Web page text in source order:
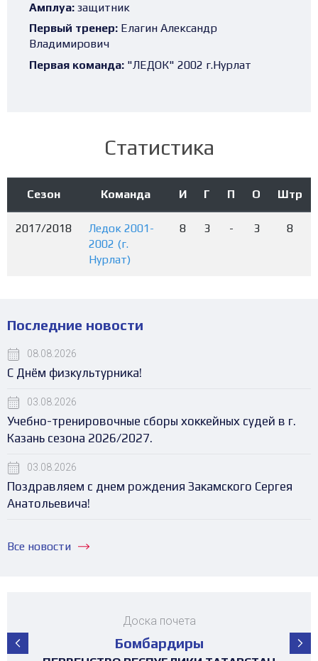
Амплуа: защитник
Первый тренер: Елагин Александр
Владимирович
Первая команда: "ЛЕДОК" 2002 г.Нурлат
Статистика
Сезон Команда И Г П О Штр
2017/2018
Ледок 2001-
2002 (г.
Нурлат)
8 3 - 3 8
Последние новости
08.08.2026
С Днём физкультурника!
03.08.2026
Учебно-тренировочные сборы хоккейных судей в г.
Казань сезона 2026/2027.
03.08.2026
Поздравляем с днем рождения Закамского Сергея
Анатольевича!
Все новости
Доска почета
Бомбардиры